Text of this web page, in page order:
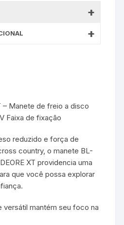
– Manete de freio a disco
Faixa de fixação
reduzido e força de
country, o manete BL-
XT providencia uma
que você possa explorar
versátil mantém seu foco na